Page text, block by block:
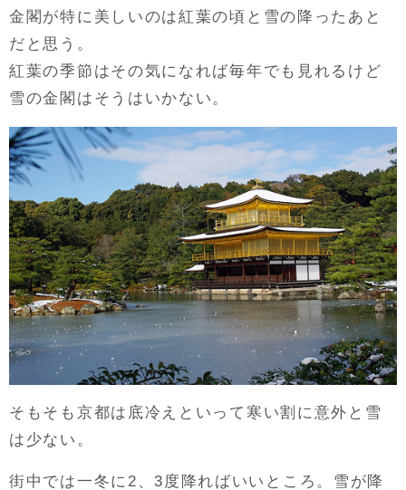
金閣が特に美しいのは紅葉の頃と雪の降ったあと
だと思う。
紅葉の季節はその気になれば毎年でも見れるけど
雪の金閣はそうはいかない。
そもそも京都は底冷えといって寒い割に意外と雪
は少ない。
街中では一冬に2、3度降ればいいところ。雪が降